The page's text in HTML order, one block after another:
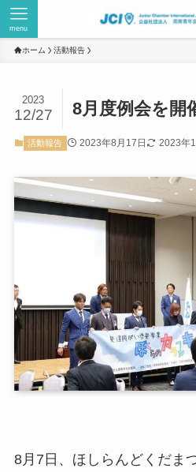
menu
ホーム 活動報告
8月度例会を開
2023
12/27
活動報告 2023年8月17日 2023年
8月7日、ほしらんどくだま